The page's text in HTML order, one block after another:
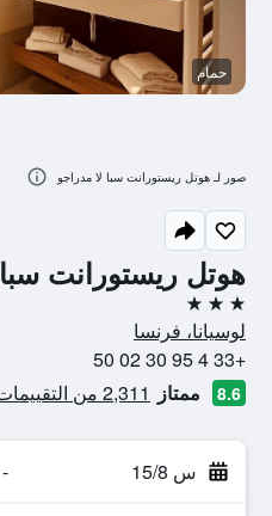
هوتل ريستورانت
3 نجوم
لوسيانا، فرنسا
+33 4 95 30 02 50
8.6 ممتاز 2,311 من التقييمات تم التحقق منها
س 15/8 -
حمام
صور لـ هوتل ريستورانت سبا لا مدراجو